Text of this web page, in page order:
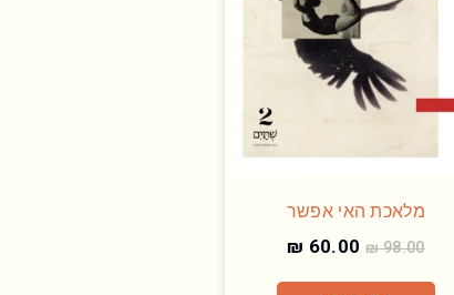
מלאכת האי אפשר
₪98.00
₪ 60.00